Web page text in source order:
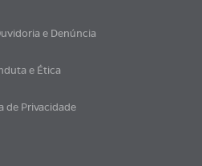
de Privacidade
e Ética
e Denúncia